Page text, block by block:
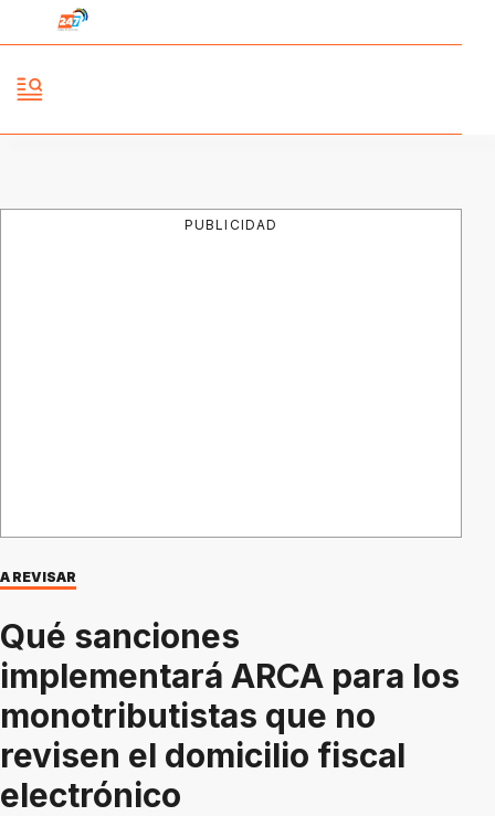
PUBLICIDAD
A REVISAR
Qué sanciones
implementará ARCA para los
monotributistas que no
revisen el domicilio fiscal
electrónico